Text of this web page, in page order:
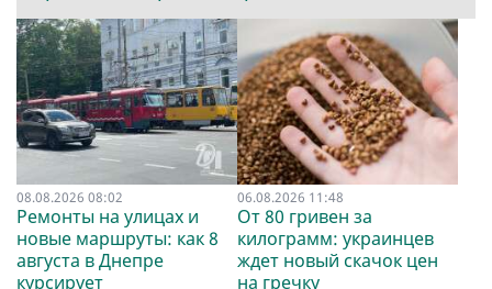
08.08.2026 08:02
Ремонты на улицах и
новые маршруты: как 8
августа в Днепре
курсирует
06.08.2026 11:48
От 80 гривен за
килограмм: украинцев
ждет новый скачок цен
на гречку